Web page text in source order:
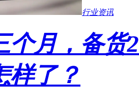
行业资讯
个月，备货
样了？